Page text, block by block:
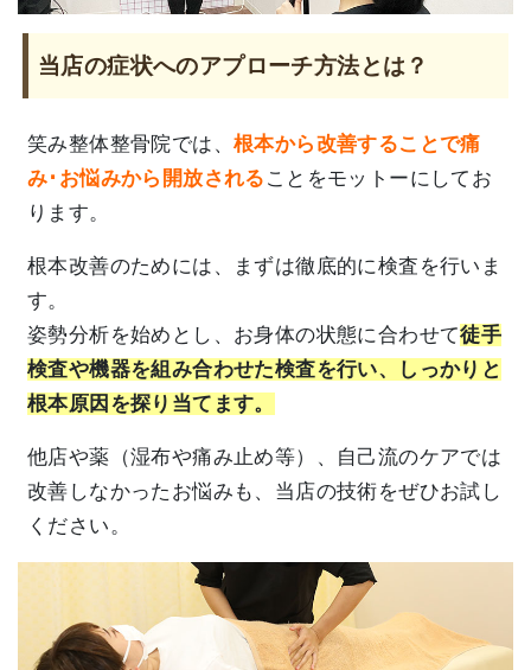
当店の症状へのアプローチ方法とは？
笑み整体整骨院では、 根本から改善することで痛
み･お悩みから開放される ことをモットーにしてお
ります。
根本改善のためには、まずは徹底的に検査を行いま
す。
姿勢分析を始めとし、お身体の状態に合わせて徒手
検査や機器を組み合わせた検査を行い、しっかりと
根本原因を探り当てます。
他店や薬（湿布や痛み止め等）、自己流のケアでは
改善しなかったお悩みも、当店の技術をぜひお試し
ください。